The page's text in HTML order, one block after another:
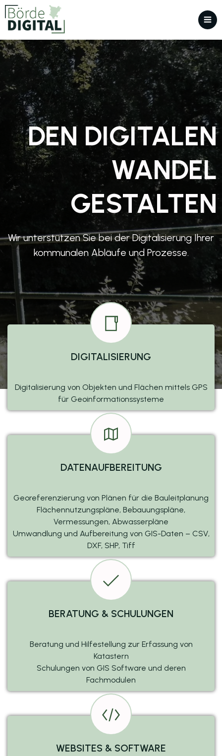
DEN DIGITALEN
WANDEL
GESTALTEN
Wir unterstützen Sie bei der Digitalisierung Ihrer
kommunalen Abläufe und Prozesse.
DIGITALISIERUNG
Digitalisierung von Objekten und Flächen mittels GPS
für Geoinformationssysteme
DATENAUFBEREITUNG
Georeferenzierung von Plänen für die Bauleitplanung
Flächennutzungspläne, Bebauungspläne,
Vermessungen, Abwasserpläne
Umwandlung und Aufbereitung von GIS-Daten – CSV,
DXF, SHP, Tiff
BERATUNG & SCHULUNGEN
Beratung und Hilfestellung zur Erfassung von
Katastern
Schulungen von GIS Software und deren
Fachmodulen
WEBSITES & SOFTWARE